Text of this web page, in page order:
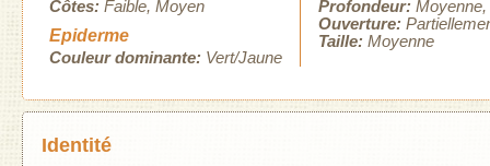
Côtes:Faible Moyen
Epiderme
Couleur dominante: Vert/Jaune
Profondeur:Moyenne
Ouverture:
Taille:Moyenne
Identité